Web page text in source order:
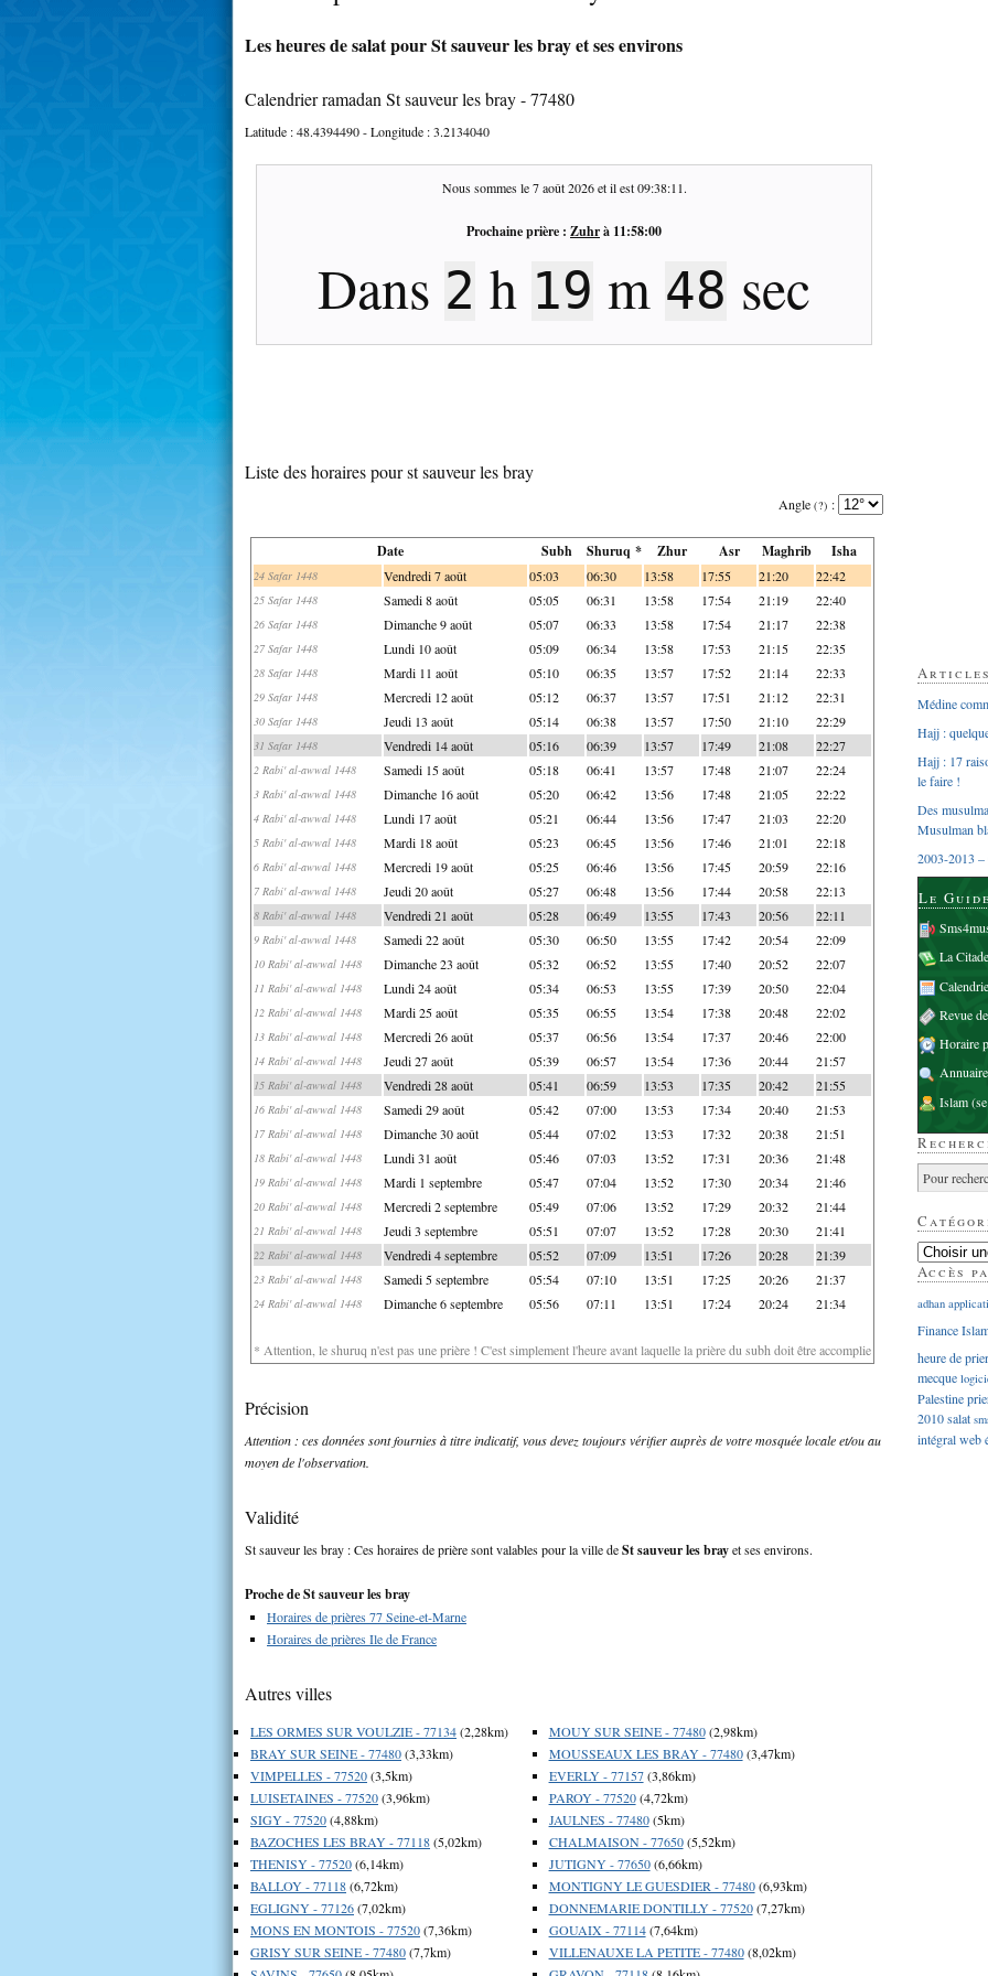
Les heures de salat pour St sauveur les bray et ses environs
Calendrier ramadan St sauveur les bray - 77480
Latitude :48.4394490- Longitude :3.2134040
Nous sommes le7 août 2026et il est09:38:12.
Prochaine prière : Zuhrà 11:58:00
Dans 2 h 19 m 47 sec
Liste des horaires pour st sauveur les bray
Angle (?) :
Date Subh Shuruq * Zhur Asr Maghrib Isha
24 Safar 1448 Vendredi 7 août 05:03 06:30 13:58 17:55 21:20 22:42
25 Safar 1448 Samedi 8 août 05:05 06:31 13:58 17:54 21:19 22:40
26 Safar 1448 Dimanche 9 août 05:07 06:33 13:58 17:54 21:17 22:38
27 Safar 1448 Lundi 10 août 05:09 06:34 13:58 17:53 21:15 22:35
28 Safar 1448 Mardi 11 août 05:10 06:35 13:57 17:52 21:14 22:33
29 Safar 1448 Mercredi 12 août 05:12 06:37 13:57 17:51 21:12 22:31
30 Safar 1448 Jeudi 13 août 05:14 06:38 13:57 17:50 21:10 22:29
31 Safar 1448 Vendredi 14 août 05:16 06:39 13:57 17:49 21:08 22:27
2 Rabi' al-awwal 1448 Samedi 15 août 05:18 06:41 13:57 17:48 21:07 22:24
3 Rabi' al-awwal 1448 Dimanche 16 août 05:20 06:42 13:56 17:48 21:05 22:22
4 Rabi' al-awwal 1448 Lundi 17 août 05:21 06:44 13:56 17:47 21:03 22:20
5 Rabi' al-awwal 1448 Mardi 18 août 05:23 06:45 13:56 17:46 21:01 22:18
6 Rabi' al-awwal 1448 Mercredi 19 août 05:25 06:46 13:56 17:45 20:59 22:16
7 Rabi' al-awwal 1448 Jeudi 20 août 05:27 06:48 13:56 17:44 20:58 22:13
8 Rabi' al-awwal 1448 Vendredi 21 août 05:28 06:49 13:55 17:43 20:56 22:11
9 Rabi' al-awwal 1448 Samedi 22 août 05:30 06:50 13:55 17:42 20:54 22:09
10 Rabi' al-awwal 1448 Dimanche 23 août 05:32 06:52 13:55 17:40 20:52 22:07
11 Rabi' al-awwal 1448 Lundi 24 août 05:34 06:53 13:55 17:39 20:50 22:04
12 Rabi' al-awwal 1448 Mardi 25 août 05:35 06:55 13:54 17:38 20:48 22:02
13 Rabi' al-awwal 1448 Mercredi 26 août 05:37 06:56 13:54 17:37 20:46 22:00
14 Rabi' al-awwal 1448 Jeudi 27 août 05:39 06:57 13:54 17:36 20:44 21:57
15 Rabi' al-awwal 1448 Vendredi 28 août 05:41 06:59 13:53 17:35 20:42 21:55
16 Rabi' al-awwal 1448 Samedi 29 août 05:42 07:00 13:53 17:34 20:40 21:53
17 Rabi' al-awwal 1448 Dimanche 30 août 05:44 07:02 13:53 17:32 20:38 21:51
18 Rabi' al-awwal 1448 Lundi 31 août 05:46 07:03 13:52 17:31 20:36 21:48
19 Rabi' al-awwal 1448 Mardi 1 septembre 05:47 07:04 13:52 17:30 20:34 21:46
20 Rabi' al-awwal 1448 Mercredi 2 septembre 05:49 07:06 13:52 17:29 20:32 21:44
21 Rabi' al-awwal 1448 Jeudi 3 septembre 05:51 07:07 13:52 17:28 20:30 21:41
22 Rabi' al-awwal 1448 Vendredi 4 septembre 05:52 07:09 13:51 17:26 20:28 21:39
23 Rabi' al-awwal 1448 Samedi 5 septembre 05:54 07:10 13:51 17:25 20:26 21:37
24 Rabi' al-awwal 1448 Dimanche 6 septembre 05:56 07:11 13:51 17:24 20:24 21:34
* Attention, le shuruq n'est pas une prière ! C'est simplement l'heure avant laquelle la prière du subh doit être accomplie
Précision
Attention : ces données sont fournies à titre indicatif, vous devez toujours vérifier auprès de votre mosquée locale et/ou au
moyen de l'observation.
Validité
St sauveur les bray : Ces horaires de prière sont valables pour la ville deSt sauveur les brayet ses environs.
Proche de St sauveur les bray
Horaires de prières 77 Seine-et-Marne
Horaires de prières Ile de France
Autres villes
LES ORMES SUR VOULZIE - 77134(2,28km)
BRAY SUR SEINE - 77480(3,33km)
VIMPELLES - 77520(3,5km)
LUISETAINES - 77520(3,96km)
SIGY - 77520(4,88km)
BAZOCHES LES BRAY - 77118(5,02km)
THENISY - 77520(6,14km)
BALLOY - 77118(6,72km)
EGLIGNY - 77126(7,02km)
MONS EN MONTOIS - 77520(7,36km)
GRISY SUR SEINE - 77480(7,7km)
MOUY SUR SEINE - 77480(2,98km)
MOUSSEAUX LES BRAY - 77480(3,47km)
EVERLY - 77157(3,86km)
PAROY - 77520(4,72km)
JAULNES - 77480(5km)
CHALMAISON - 77650(5,52km)
JUTIGNY - 77650(6,66km)
MONTIGNY LE GUESDIER - 77480(6,93km)
DONNEMARIE DONTILLY - 77520(7,27km)
GOUAIX - 77114(7,64km)
VILLENAUXE LA PETITE - 77480(8,02km)
Médine
Hajj :
Hajj : 17
le faire !
Des
Musulman
2003-2013 –
Le
La
Revue
Horaire
Islam
Accès
adhan
Finance
heure de
mecque
Palestine
2010salat
intégralweb